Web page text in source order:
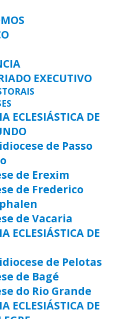
EXECUTIVO
ECLESIÁSTICA DE
de Passo
de Erexim
de Frederico
de Vacaria
ECLESIÁSTICA DE
de Pelotas
de Bagé
do Rio Grande
ECLESIÁSTICA DE